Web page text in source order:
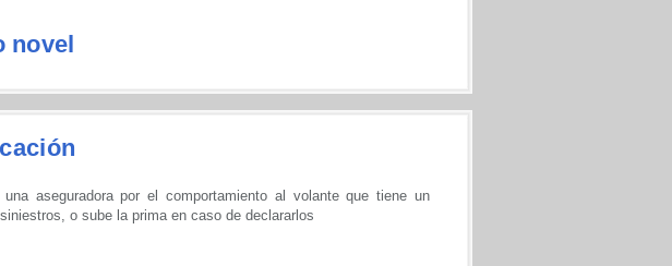
novel
aseguradora por el comportamiento al volante que tiene un
o sube la prima en caso de declararlos